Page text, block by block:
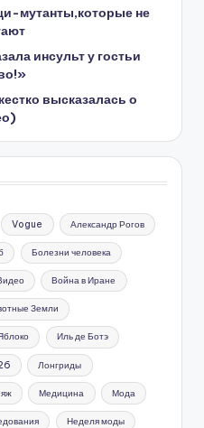
мутанты,которые не
инсульт у гостьи
высказалась о
Vogue Александр Рогов
Болезни человека
Война в Иране
Земли
Иль де Ботэ
Лонгриды
Медицина Мода
Неделя моды